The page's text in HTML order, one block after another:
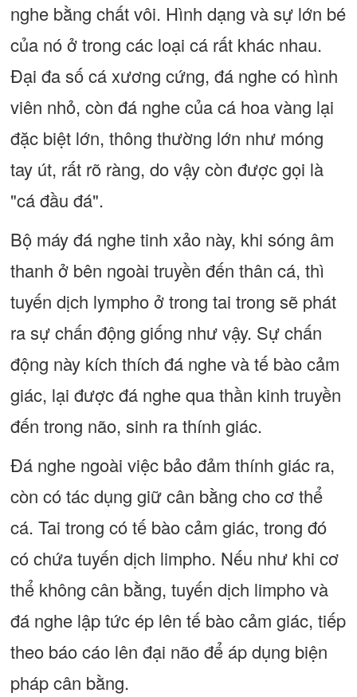
nghe bằng chất vôi. Hình dạng và sự lớn bé
của nó ở trong các loại cá rất khác nhau.
Đại đa số cá xương cứng, đá nghe có hình
viên nhỏ, còn đá nghe của cá hoa vàng lại
đặc biệt lớn, thông thường lớn như móng
tay út, rất rõ ràng, do vậy còn được gọi là
"cá đầu đá".
Bộ máy đá nghe tinh xảo này, khi sóng âm
thanh ở bên ngoài truyền đến thân cá, thì
tuyến dịch lympho ở trong tai trong sẽ phát
ra sự chấn động giống như vậy. Sự chấn
động này kích thích đá nghe và tế bào cảm
giác, lại được đá nghe qua thần kinh truyền
đến trong não, sinh ra thính giác.
Đá nghe ngoài việc bảo đảm thính giác ra,
còn có tác dụng giữ cân bằng cho cơ thể
cá. Tai trong có tế bào cảm giác, trong đó
có chứa tuyến dịch limpho. Nếu như khi cơ
thể không cân bằng, tuyến dịch limpho và
đá nghe lập tức ép lên tế bào cảm giác, tiếp
theo báo cáo lên đại não để áp dụng biện
pháp cân bằng.